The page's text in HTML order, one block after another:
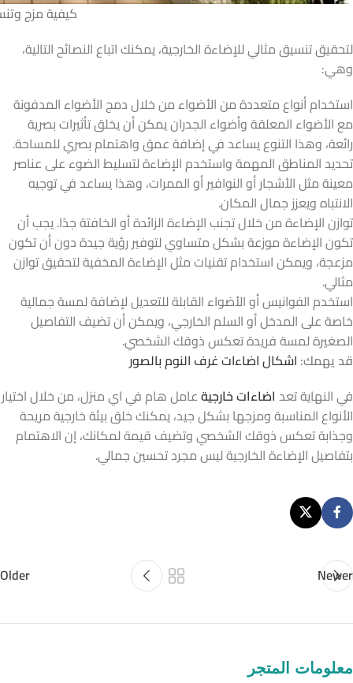
كيفية مزج
لتحقيق تنسيق مثالي للإضاءة الخارجية، يمكنك اتباع النصائح التالية،
وهي:
استخدام أنواع متعددة من الأضواء من خلال دمج الأضواء المدفونة
مع الأضواء المعلقة وأضواء الجدران يمكن أن يخلق تأثيرات بصرية
رائعة، وهذا التنوع يساعد في إضافة عمق واهتمام بصري للمساحة.
تحديد المناطق المهمة واستخدم الإضاءة لتسليط الضوء على عناصر
معينة مثل الأشجار أو النوافير أو الممرات، وهذا يساعد في توجيه
الانتباه ويعزز جمال المكان.
توازن الإضاءة من خلال تجنب الإضاءة الزائدة أو الخافتة جدًا. يجب أن
تكون الإضاءة موزعة بشكل متساوي لتوفير رؤية جيدة دون أن تكون
مزعجة، ويمكن استخدام تقنيات مثل الإضاءة المخفية لتحقيق توازن
مثالي.
استخدم الفوانيس أو الأضواء القابلة للتعديل لإضافة لمسة جمالية
خاصة على المدخل أو السلم الخارجي، ويمكن أن تضيف التفاصيل
الصغيرة لمسة فريدة تعكس ذوقك الشخصي.
قد يهمك: اشكال اضاءات غرف النوم بالصور
في النهاية تعد اضاءات خارجيةعامل هام في اي منزل، من خلال اختيار
الأنواع المناسبة ومزجها بشكل جيد، يمكنك خلق بيئة خارجية مريحة
وجذابة تعكس ذوقك الشخصي وتضيف قيمة لمكانك، إن الاهتمام
بتفاصيل الإضاءة الخارجية ليس مجرد تحسين جمالي.
Newer
Older
معلومات المتجر